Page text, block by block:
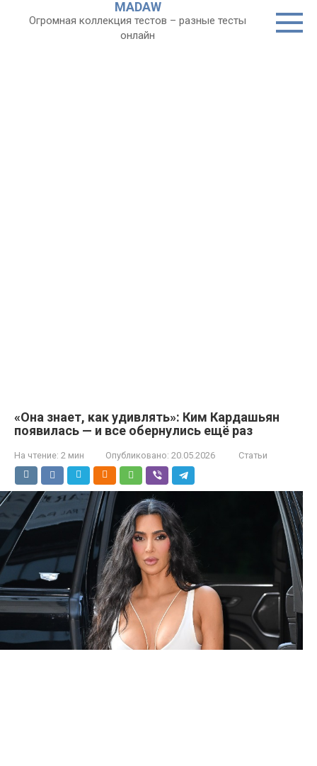
MADAW
Огромная коллекция тестов – разные тесты
онлайн
«Она знает, как удивлять»: Ким Кардашьян
появилась — и все обернулись ещё раз
На чтение: 2 мин Опубликовано: 20.05.2026 Статьи